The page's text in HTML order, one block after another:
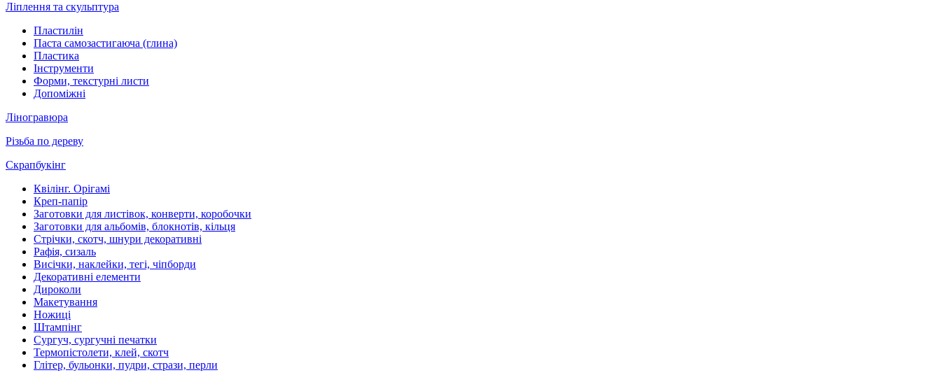
Ліплення та скульптура
Пластилін
Паста самозастигаюча (глина)
Пластика
Інструменти
Форми, текстурні листи
Допоміжні
Ліногравюра
Різьба по дереву
Скрапбукінг
Квілінг. Орігамі
Креп-папір
Заготовки для листівок, конверти, коробочки
Заготовки для альбомів, блокнотів, кільця
Стрічки, скотч, шнури декоративні
Рафія, сизаль
Висічки, наклейки, тегі, чіпборди
Декоративні елементи
Дироколи
Макетування
Ножиці
Штампінг
Сургуч, сургучні печатки
Термопістолети, клей, скотч
Глітер, бульонки, пудри, стрази, перли